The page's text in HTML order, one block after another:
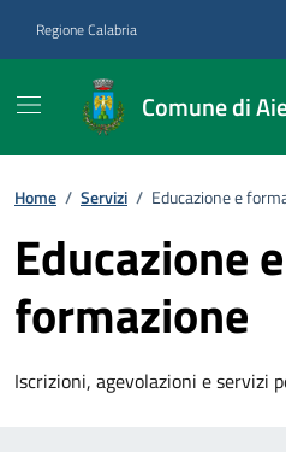
Regione Calabria
Comune di
Home / Servizi / Educazione e
Educazione e
formazione
Iscrizioni, agevolazioni e servizi